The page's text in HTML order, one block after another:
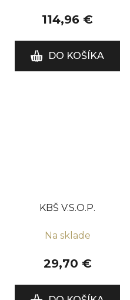
114,96 €
DO KOŠÍKA
KBŠ V.S.O.P.
Na sklade
29,70 €